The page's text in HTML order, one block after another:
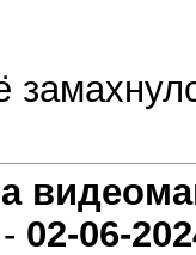
- 02-06-